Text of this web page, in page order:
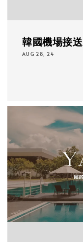
韓國機場接送
AUG 28, 24